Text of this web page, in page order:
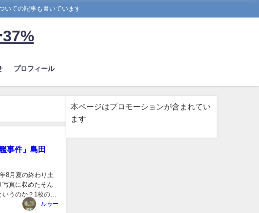
いての記事も書いています
プロフィール
艦事件」島田
8月夏の終わり土
写真に収めたそん
うのか？1枚の写
ルゥー
本ページはプロモーションが含まれてい
ます